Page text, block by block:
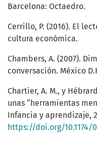
Barcelona: Octaedro.
Cerrillo, P. (2016). El
cultura económica.
Chambers, A. (2007).
conversación. México
Chartier, A. M., y
unas “herramientas
Infancia y aprendizaje,
https://doi.org/10.1174/